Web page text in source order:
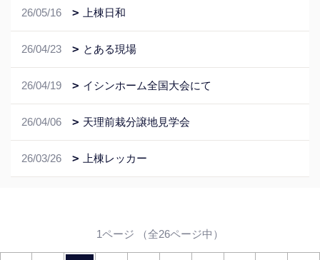
26/05/16 上棟日和
26/04/23 とある現場
26/04/19 イシンホーム全国大会にて
26/04/06 天理前栽分譲地見学会
26/03/26 上棟レッカー
1ページ （全26ページ中）